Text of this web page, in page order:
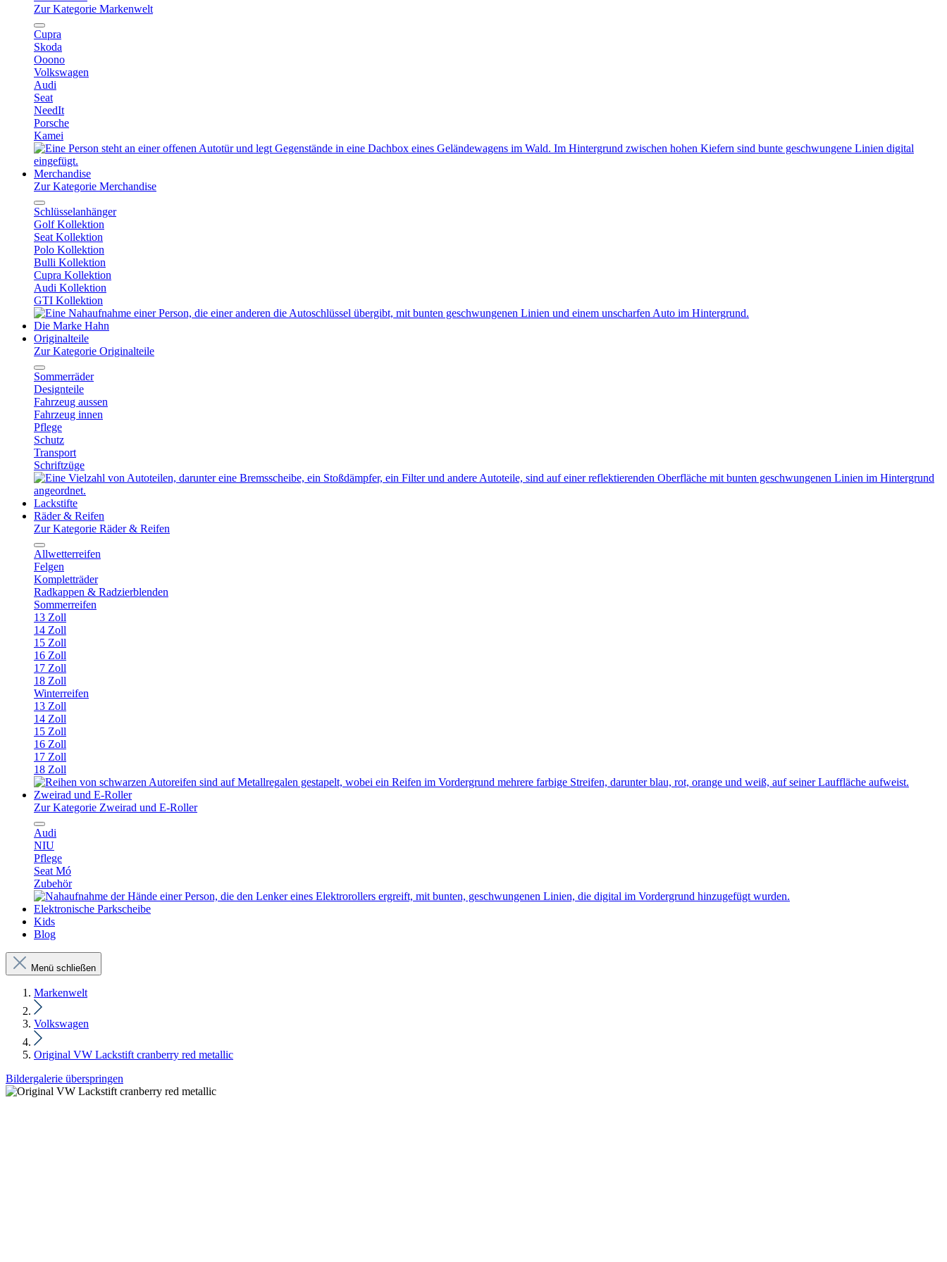
Zur Kategorie Markenwelt
Cupra
Skoda
Ooono
Volkswagen
Audi
Seat
NeedIt
Porsche
Kamei
Merchandise
Zur Kategorie Merchandise
Schlüsselanhänger
Golf Kollektion
Seat Kollektion
Polo Kollektion
Bulli Kollektion
Cupra Kollektion
Audi Kollektion
GTI Kollektion
Die Marke Hahn
Originalteile
Zur Kategorie Originalteile
Sommerräder
Designteile
Fahrzeug aussen
Fahrzeug innen
Pflege
Schutz
Transport
Schriftzüge
Lackstifte
Räder & Reifen
Zur Kategorie Räder & Reifen
Allwetterreifen
Felgen
Kompletträder
Radkappen & Radzierblenden
Sommerreifen
13 Zoll
14 Zoll
15 Zoll
16 Zoll
17 Zoll
18 Zoll
Winterreifen
13 Zoll
14 Zoll
15 Zoll
16 Zoll
17 Zoll
18 Zoll
Zweirad und E-Roller
Zur Kategorie Zweirad und E-Roller
Audi
NIU
Pflege
Seat Mó
Zubehör
Elektronische Parkscheibe
Kids
Blog
Menü schließen
Markenwelt
Volkswagen
Original VW Lackstift cranberry red metallic
Bildergalerie überspringen